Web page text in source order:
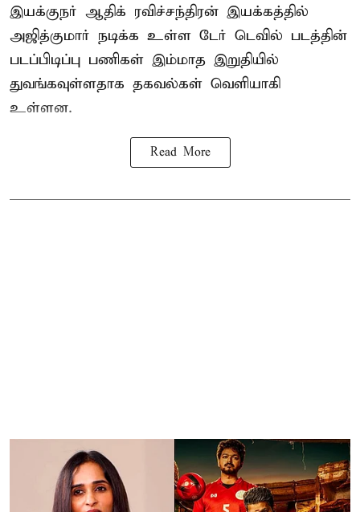
இயக்குநர் ஆதிக் ரவிச்சந்திரன் இயக்கத்தில்
அஜித்குமார் நடிக்க உள்ள டேர் டெவில் படத்தின்
படப்பிடிப்பு பணிகள் இம்மாத இறுதியில்
துவங்கவுள்ளதாக தகவல்கள் வெளியாகி
உள்ளன.
Read More